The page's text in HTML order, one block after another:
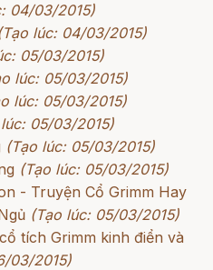
04/03/2015)
lúc: 04/03/2015)
05/03/2015)
lúc: 05/03/2015)
lúc: 05/03/2015)
05/03/2015)
(Tạo lúc: 05/03/2015)
(Tạo lúc: 05/03/2015)
- Truyện Cổ Grimm Hay
(Tạo lúc: 05/03/2015)
tích Grimm kinh điển và
03/2015)